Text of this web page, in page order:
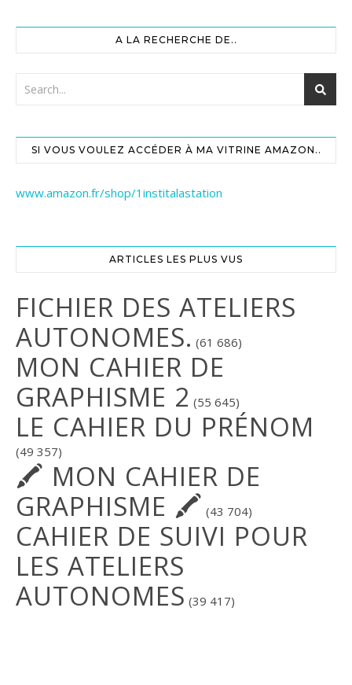
A LA RECHERCHE DE..
SI VOUS VOULEZ ACCÉDER À MA VITRINE AMAZON..
www.amazon.fr/shop/1institalastation
ARTICLES LES PLUS VUS
FICHIER DES ATELIERS
AUTONOMES. (61 686)
MON CAHIER DE
GRAPHISME 2 (55 645)
LE CAHIER DU PRÉNOM
(49 357)
🖍 MON CAHIER DE
GRAPHISME 🖍 (43 704)
CAHIER DE SUIVI POUR
LES ATELIERS
AUTONOMES (39 417)